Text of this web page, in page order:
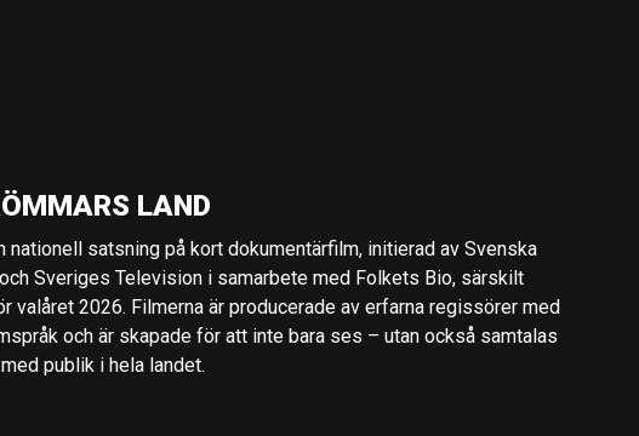
LAND
nationell satsning på kort dokumentärfilm, initierad av Svenska
Sveriges Television i samarbete med Folkets Bio, särskilt
valåret 2026. Filmerna är producerade av erfarna regissörer med
och är skapade för att inte bara ses – utan också samtalas
publik i hela landet.